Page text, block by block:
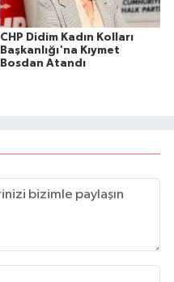
CHP Didim Kadın Kolları
Başkanlığı'na Kıymet
Bosdan Atandı